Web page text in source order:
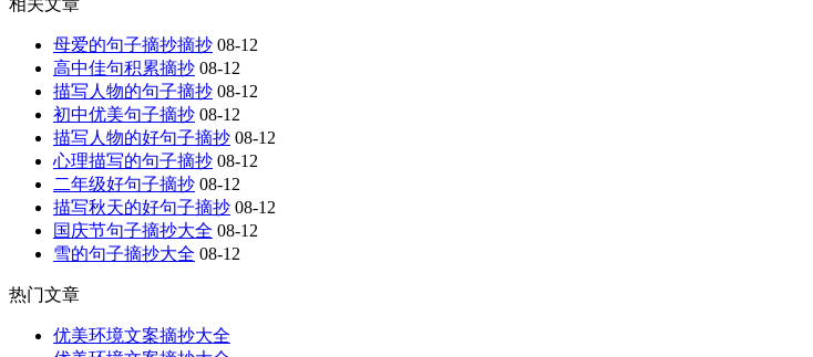
母爱的句子摘抄摘抄 08-12
高中佳句积累摘抄 08-12
描写人物的句子摘抄 08-12
初中优美句子摘抄 08-12
描写人物的好句子摘抄 08-12
心理描写的句子摘抄 08-12
二年级好句子摘抄 08-12
描写秋天的好句子摘抄 08-12
国庆节句子摘抄大全 08-12
雪的句子摘抄大全 08-12
热门文章
优美环境文案摘抄大全